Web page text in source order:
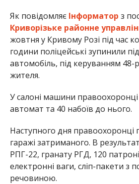
Як повідомляє Інформатор з
Криворізьке районне
жовтня у Кривому Розі під час
години поліцейські зупинили
автомобіль, під керуванням 48-
жителя.
У салоні машини
автомат та 40 набоїв до нього.
Наступного дня правоохоронці
гаражі затриманого. В
РПГ-22, гранату РГД, 120
електронні ваги, сліп-пакети з
речовиною.